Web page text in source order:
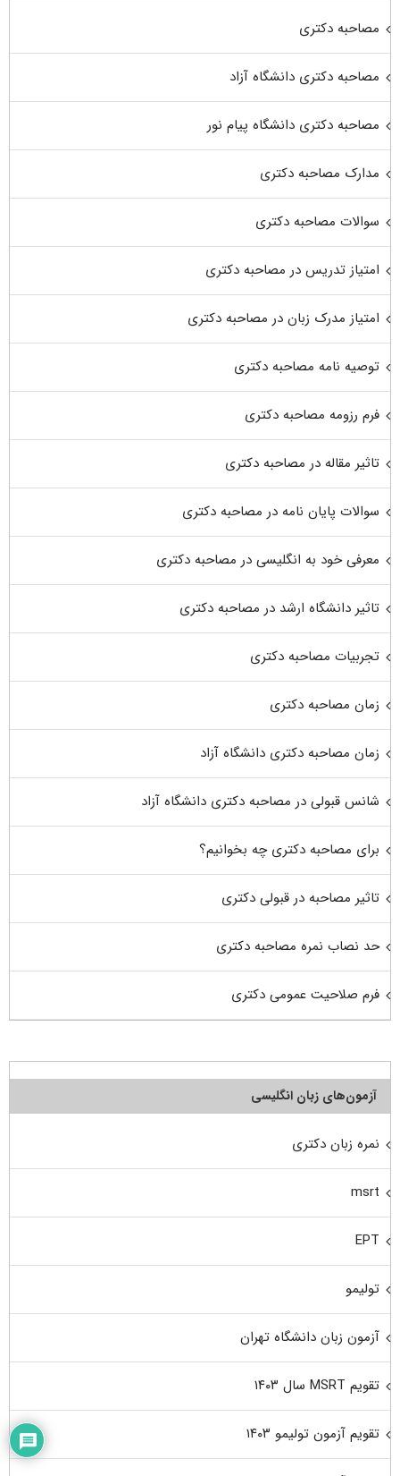
مصاحبه دکتری
مصاحبه دکتری دانشگاه آزاد
مصاحبه دکتری دانشگاه پیام نور
مدارک مصاحبه دکتری
سوالات مصاحبه دکتری
امتیاز تدریس در مصاحبه دکتری
امتیاز مدرک زبان در مصاحبه دکتری
توصیه نامه مصاحبه دکتری
فرم رزومه مصاحبه دکتری
تاثیر مقاله در مصاحبه دکتری
سوالات پایان نامه در مصاحبه دکتری
معرفی خود به انگلیسی در مصاحبه دکتری
تاثیر دانشگاه ارشد در مصاحبه دکتری
تجربیات مصاحبه دکتری
زمان مصاحبه دکتری
زمان مصاحبه دکتری دانشگاه آزاد
شانس قبولی در مصاحبه دکتری دانشگاه آزاد
برای مصاحبه دکتری چه بخوانیم؟
تاثیر مصاحبه در قبولی دکتری
حد نصاب نمره مصاحبه دکتری
فرم صلاحیت عمومی دکتری
آزمون‌های زبان انگلیسی
نمره زبان دکتری
msrt
EPT
تولیمو
آزمون زبان دانشگاه تهران
تقویم MSRT سال ۱۴۰۳
تقویم آزمون تولیمو ۱۴۰۳